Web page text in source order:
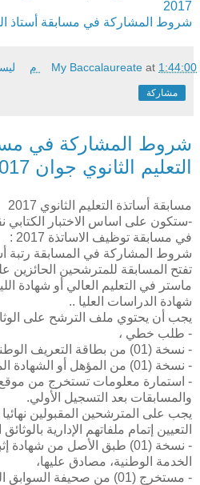
2017
شروط المشاركة في مسابقة أستاذ
My Baccalaureateat 1:44:00 م
مشاركة
شروط المشاركة في
التعليم الثانوي جوان 2017
مسابقة أساتذة التعليم الثانوي 2017
-ستكون على اساس الاختبار
في مسابقة توظيف الاساتذة 2017 :
شروط المشاركة في المسابقة رتبة
تفتح المسابقة للمترشحين
ماستر في التعليم العالي أو شهادة
شهادة الدراسات العليا ..
يجب أن يحتوي ملف الترشح على
- طلب خطي ،
- نسخة (01) من بطاقة التعريف الوطنية،
- نسخة (01) من المؤهل أو الشهادة المطلوبة،
- استمارة معلومات تستخرج من موقع
والمسابقات بعد التسجيل الأولي.
يجب على المترشحين المقبولين
التعيين إتمام ملفاتهم الإدارية بالوثائق
- نسخة (01) طبق الأصل من
الخدمة الوطنية، مصادق عليها،
- مستخرج (01) من صحيفة السوابق العدلية سارية المفعول،